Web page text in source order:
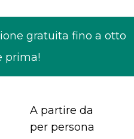
gratuita fino a otto
prima!
A partire da
per persona